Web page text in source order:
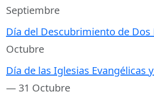
Septiembre
Día del Descubrimiento de Dos
Octubre
Día de las Iglesias Evangélicas
— 31 Octubre